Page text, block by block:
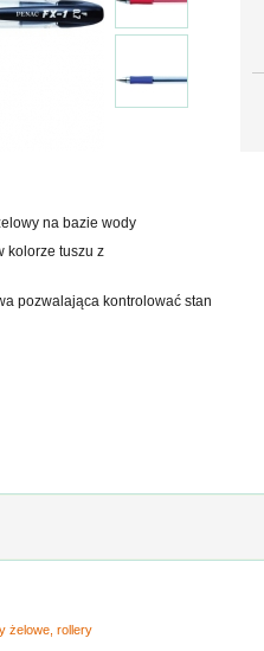
na bazie wody
kolorze tuszu z
pozwalająca kontrolować stan
żelowe, rollery